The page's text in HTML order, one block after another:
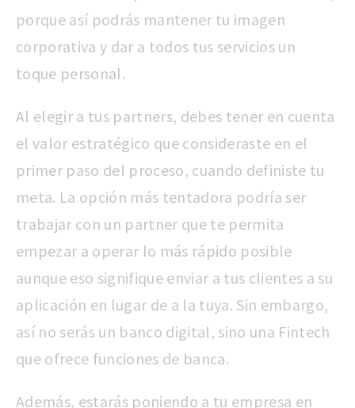
porque así podrás mantener tu imagen
corporativa y dar a todos tus servicios un
toque personal.
Al elegir a tus partners, debes tener en cuenta
el valor estratégico que consideraste en el
primer paso del proceso, cuando definiste tu
meta. La opción más tentadora podría ser
trabajar con un partner que te permita
empezar a operar lo más rápido posible
aunque eso signifique enviar a tus clientes a su
aplicación en lugar de a la tuya. Sin embargo,
así no serás un banco digital, sino una Fintech
que ofrece funciones de banca.
Además, estarás poniendo a tu empresa en